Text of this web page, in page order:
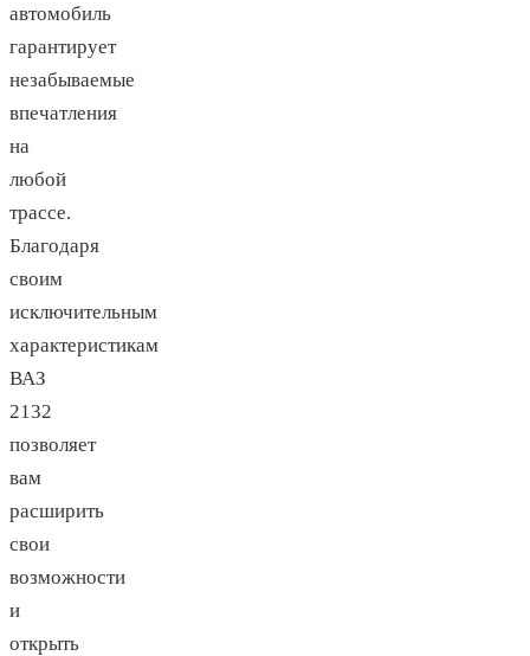
автомобиль
гарантирует
незабываемые
впечатления
на
любой
трассе.
Благодаря
своим
исключительным
характеристикам
ВАЗ
2132
позволяет
вам
расширить
свои
возможности
и
открыть